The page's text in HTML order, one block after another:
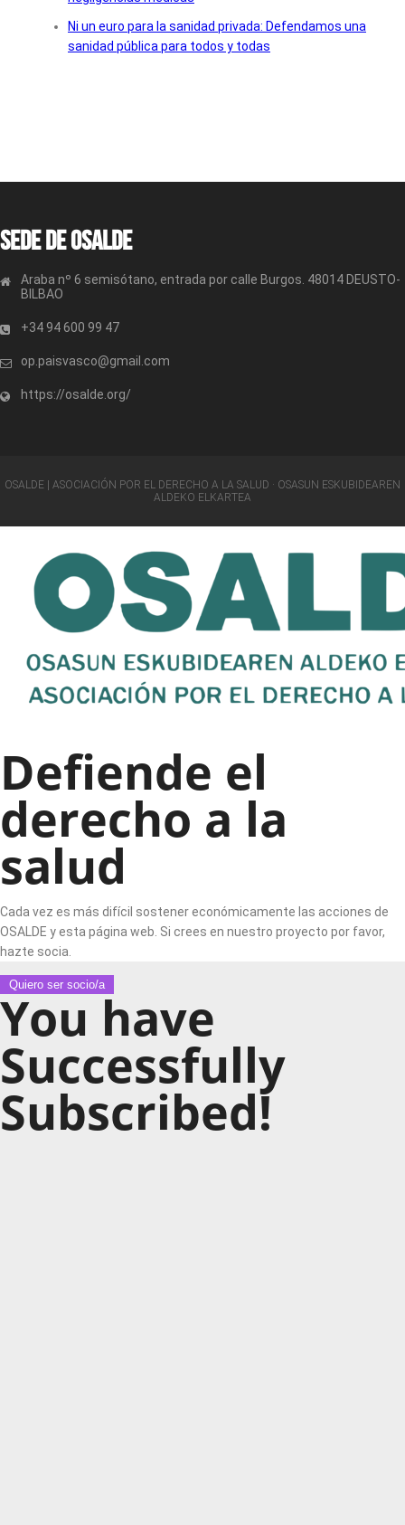
Ni un euro para la sanidad privada: Defendamos una
sanidad pública para todos y todas
Sede de OSALDE
Araba nº 6 semisótano, entrada por calle Burgos. 48014 DEUSTO-
BILBAO
+34 94 600 99 47
op.paisvasco@gmail.com
https://osalde.org/
OSALDE | ASOCIACIÓN POR EL DERECHO A LA SALUD · OSASUN ESKUBIDEAREN
ALDEKO ELKARTEA
Defiende el
derecho a la
salud
Cada vez es más difícil sostener económicamente las acciones de
OSALDE y esta página web. Si crees en nuestro proyecto por favor,
hazte socia.
Quiero ser socio/a
You have
Successfully
Subscribed!